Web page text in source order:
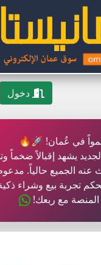
دخول
في عُمان! 🚀🔥
يشهد إقبالاً ضخماً
الجميع حالياً.
تجربة بيع وشراء
مع ربعك!